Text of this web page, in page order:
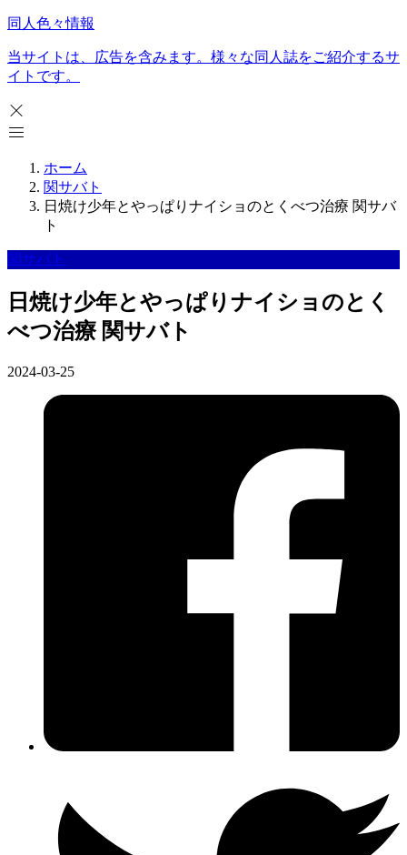
同人色々情報
当サイトは、広告を含みます。様々な同人誌をご紹介するサ
イトです。
ホーム
関サバト
日焼け少年とやっぱりナイショのとくべつ治療 関サバ
ト
関サバト
日焼け少年とやっぱりナイショのとく
べつ治療 関サバト
2024-03-25